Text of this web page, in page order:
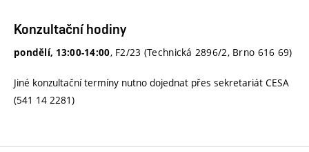
Konzultační hodiny
pondělí, 13:00-14:00, F2/23 (Technická 2896/2, Brno 616 69)
Jiné konzultační termíny nutno dojednat přes sekretariát CESA
(541 14 2281)